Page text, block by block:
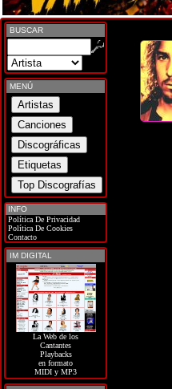
BUSCAR
MENÚ
INFO
Política De Privacidad
Política De Cookies
Contacto
IM DIGITAL
La Web de los
Cantantes
Playbacks
en formato
MIDI y MP3